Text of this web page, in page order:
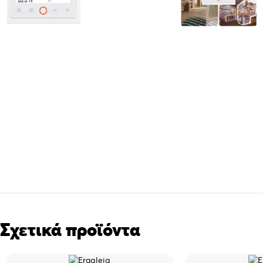
Σχετικά προϊόντα